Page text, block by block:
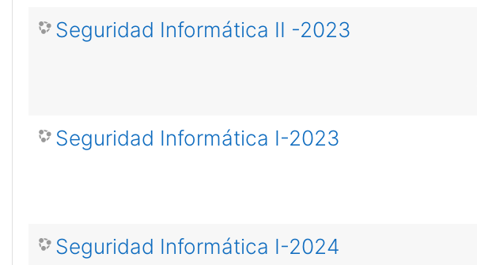
Seguridad Informática II -2023
Seguridad Informática I-2023
Seguridad Informática I-2024